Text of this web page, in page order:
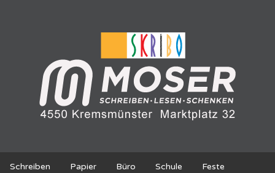
Schreiben Papier Büro Schule Feste